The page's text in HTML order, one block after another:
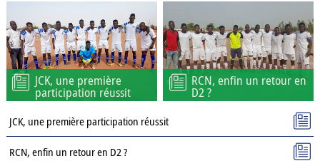
JCK, une première
participation réussit
RCN, enfin un retour en
D2 ?
JCK, une première participation réussit
RCN, enfin un retour en D2 ?